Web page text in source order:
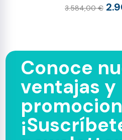
3.584,00 €
Conoce
ventajas y